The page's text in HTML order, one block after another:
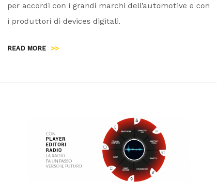
per accordi con i grandi marchi dell’automotive e con
i produttori di devices digitali.
READ MORE >>